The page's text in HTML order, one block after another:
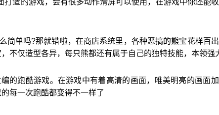
造的游戏，会有很多动作滑屏可以使用，在游戏中你还能
单吗?那就错啦，在商店系统里，各种恶搞的熊宝花样百出
不仅造型各异，每只熊都还有属于自己的独特技能，本领强
的跑酷游戏。在游戏中有着高清的画面，唯美明亮的画面
每一次跑酷都变得不一样了